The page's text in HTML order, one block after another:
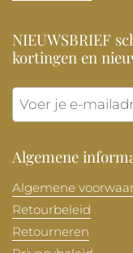
NIEUWSBRIEF
kortingen en
Algemene
Algemene
Retourbeleid
Retourneren